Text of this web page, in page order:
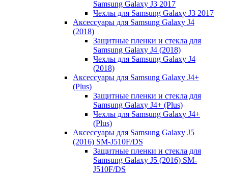
Samsung Galaxy J3 2017
Чехлы для Samsung Galaxy J3 2017
Аксессуары для Samsung Galaxy J4
(2018)
Защитные пленки и стекла для
Samsung Galaxy J4 (2018)
Чехлы для Samsung Galaxy J4
(2018)
Аксессуары для Samsung Galaxy J4+
(Plus)
Защитные пленки и стекла для
Samsung Galaxy J4+ (Plus)
Чехлы для Samsung Galaxy J4+
(Plus)
Аксессуары для Samsung Galaxy J5
(2016) SM-J510F/DS
Защитные пленки и стекла для
Samsung Galaxy J5 (2016) SM-
J510F/DS